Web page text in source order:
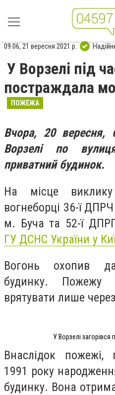
09:06, 21 вересня 2021 р.
У Ворзелі під
постраждала
ПОЖЕЖА
Вчора, 20 вересня,
Ворзелі по
приватний будинок.
На місце
вогнеборці 36-ї
м. Буча та 52-ї
ГУ ДСНС України у
Вогонь охопив
будинку. Пожежу
врятувати лише
У Ворзелі
Внаслідок пожежі,
1991 року
будинку. Вона